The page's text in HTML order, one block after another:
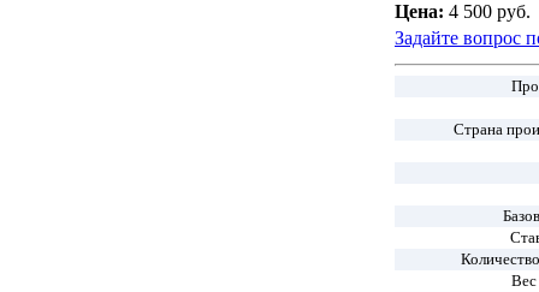
Цена: 4 500 руб.
Задайте вопрос
Страна
Вес